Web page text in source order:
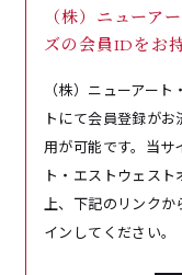
（株）ニューア
ズの会員IDをお
（株）ニューアー
トにて会員登録が
用が可能です。当サ
ト・エストウェス
上、下記のリンク
インしてください。